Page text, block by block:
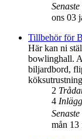
ons 03
Tillbehör för
Här kan ni
bowlinghall.
biljardbord,
2
4 Inlägg
mån 13